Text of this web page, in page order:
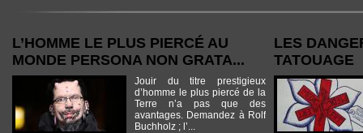
L’HOMME LE PLUS PIERCÉ AU
MONDE PERSONA NON GRATA...
Jouir du titre prestigieux
d’homme le plus piercé de la
Terre n’a pas que des
avantages. Demandez à Rolf
Buchholz ; l’...
LES
TATOUAGE